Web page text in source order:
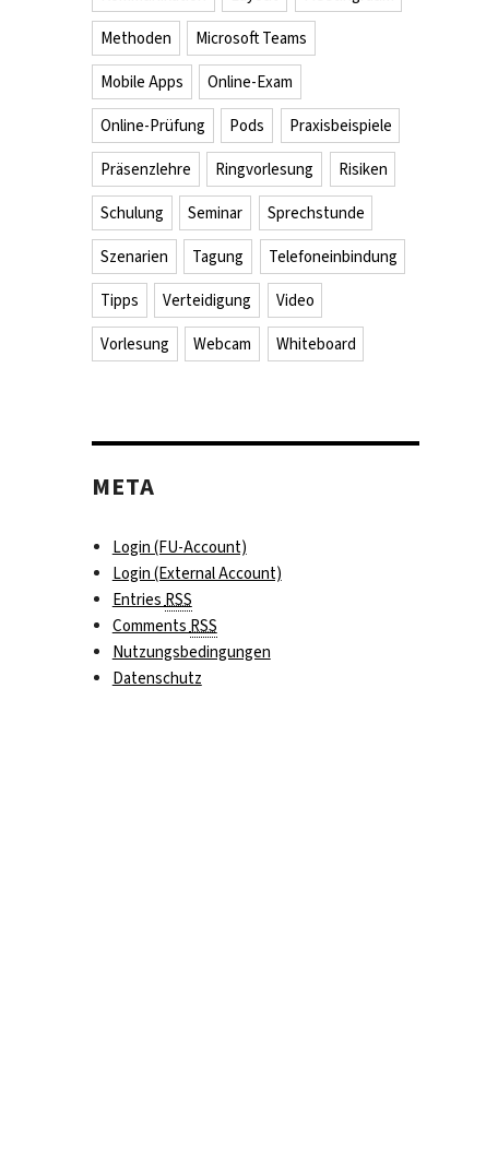
Methoden Microsoft Teams
Mobile Apps Online-Exam
Online-Prüfung Pods Praxisbeispiele
Präsenzlehre Ringvorlesung Risiken
Schulung Seminar Sprechstunde
Szenarien Tagung Telefoneinbindung
Tipps Verteidigung Video
Vorlesung Webcam Whiteboard
META
Login (FU-Account)
Login (External Account)
EntriesRSS
CommentsRSS
Nutzungsbedingungen
Datenschutz